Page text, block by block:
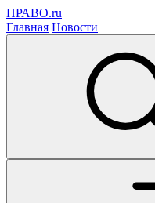
ПРАВО.ru
Главная Новости